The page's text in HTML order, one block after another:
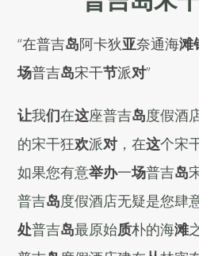
“在普吉岛阿卡狄亚奈通海滩
场普吉岛宋干节派对”
让我们在这座普吉岛度假酒
的宋干狂欢派对 ，在这个宋
如果您有意举办一场普吉岛
普吉岛度假酒店无疑是您肆
处普吉岛最原始质朴的海滩